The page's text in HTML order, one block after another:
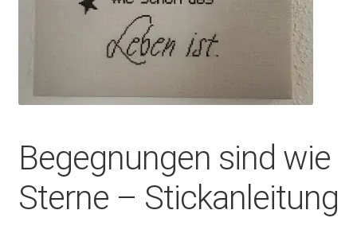
Begegnungen sind wie
Sterne – Stickanleitung